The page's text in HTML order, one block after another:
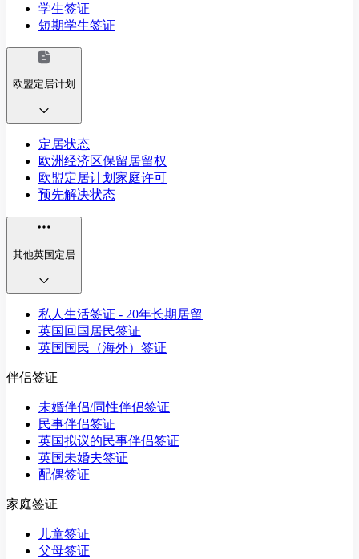
学生签证
短期学生签证
欧盟定居计划
定居状态
欧洲经济区保留居留权
欧盟定居计划家庭许可
预先解决状态
其他英国定居
私人生活签证 - 20年长期居留
英国回国居民签证
英国国民（海外）签证
伴侣签证
未婚伴侣/同性伴侣签证
民事伴侣签证
英国拟议的民事伴侣签证
英国未婚夫签证
配偶签证
家庭签证
儿童签证
父母签证